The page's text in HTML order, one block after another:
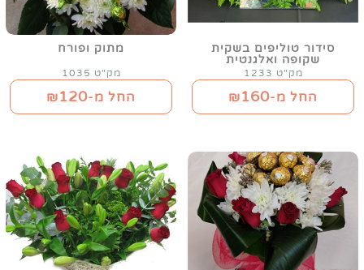
סידור טוליפים בשקית
שקופה ואלגנטית
מק"ט 1233
החל מ-₪160
מתוק ופורח
מק"ט 1035
החל מ-₪120